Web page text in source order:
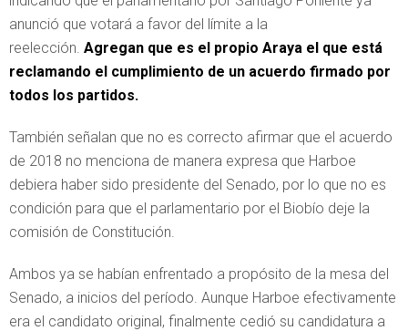
anunció que votará a favor del límite a la
reelección. Agregan que es el propio Araya el que está
reclamando el cumplimiento de un acuerdo firmado por
todos los partidos.
También señalan que no es correcto afirmar que el acuerdo
de 2018 no menciona de manera expresa que Harboe
debiera haber sido presidente del Senado, por lo que no es
condición para que el parlamentario por el Biobío deje la
comisión de Constitución.
Ambos ya se habían enfrentado a propósito de la mesa del
Senado, a inicios del período. Aunque Harboe efectivamente
era el candidato original, finalmente cedió su candidatura a